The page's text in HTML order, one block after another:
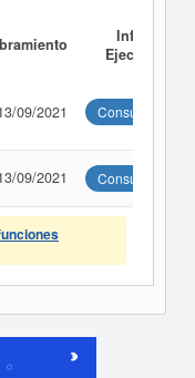
Informe
Ejecutivo
09/2021 Consultar
09/2021 Consultar